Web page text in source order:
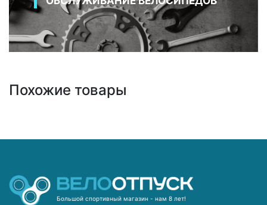
Похожие товары
Большой спортивный магазин - нам 8 лет!